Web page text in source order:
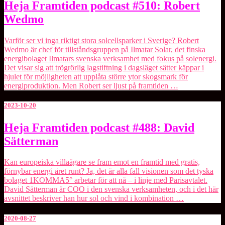
Heja
Framtiden
podcast
Robert
Wedmo
Heja Framtiden podcast #510: Robert
Wedmo
Varför ser vi inga riktigt stora solcellsparker i Sverige? Robert
Wedmo är chef för tillståndsgruppen på ⁠Ilmatar Solar⁠, det finska
energibolaget ⁠Ilmatars⁠ svenska verksamhet med fokus på solenergi.
Det visar sig att trögrörlig lagstiftning i dagsläget sätter käppar i
hjulet för möjligheten att upplåta större ytor skogsmark för
energiproduktion. Men Robert ser ljust på framtiden …
2023-10-20
Heja
Framtiden
podcast
David
Sätterman
Heja Framtiden podcast #488: David
Sätterman
Kan europeiska villaägare se fram emot en framtid med gratis,
förnybar energi året runt? Ja, det är alla fall visionen som det tyska
bolaget ⁠1KOMMA5°⁠ arbetar för att nå – i linje med Parisavtalet.
David Sätterman är COO i den svenska verksamheten, och i det här
avsnittet beskriver han hur sol och vind i kombination …
2020-08-27